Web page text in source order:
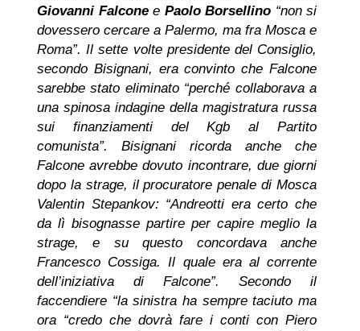
Giovanni Falconee Paolo Borsellino “non si
dovessero cercare a Palermo, ma fra Mosca e
Roma”. Il sette volte presidente del Consiglio,
secondo Bisignani, era convinto che Falcone
sarebbe stato eliminato “perché collaborava a
una spinosa indagine della magistratura russa
sui finanziamenti del Kgb al Partito
comunista”. Bisignani ricorda anche che
Falcone avrebbe dovuto incontrare, due giorni
dopo la strage, il procuratore penale di Mosca
Valentin Stepankov: “Andreotti era certo che
da lì bisognasse partire per capire meglio la
strage, e su questo concordava anche
Francesco Cossiga. Il quale era al corrente
dell’iniziativa di Falcone”. Secondo il
faccendiere “la sinistra ha sempre taciuto ma
ora “credo che dovrà fare i conti con Piero